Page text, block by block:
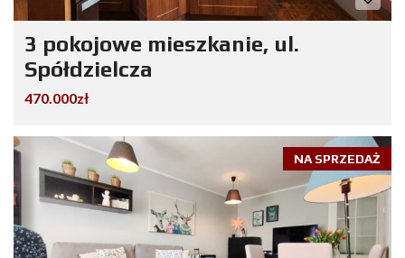
3 pokojowe mieszkanie, ul.
Spółdzielcza
470.000zł
NA SPRZEDAŻ